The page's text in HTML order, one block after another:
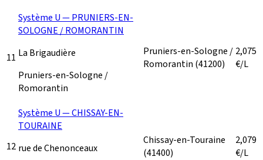
11
Système U — PRUNIERS-EN-
SOLOGNE / ROMORANTIN
La Brigaudière
Pruniers-en-Sologne /
Romorantin
Pruniers-en-Sologne /
Romorantin (41200)
2,075
€/L
12
Système U — CHISSAY-EN-
TOURAINE
rue de Chenonceaux
Chissay-en-Touraine
(41400)
2,079
€/L